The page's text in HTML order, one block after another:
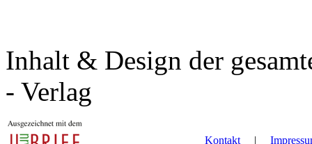
Inhalt & Design der
- Verlag
Kontakt|